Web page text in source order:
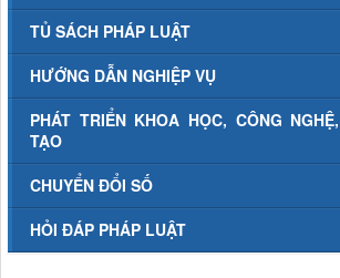
TỦ SÁCH PHÁP LUẬT
HƯỚNG DẪN NGHIỆP VỤ
PHÁT TRIỂN KHOA HỌC, CÔNG
TẠO
CHUYỂN ĐỔI SỐ
HỎI ĐÁP PHÁP LUẬT